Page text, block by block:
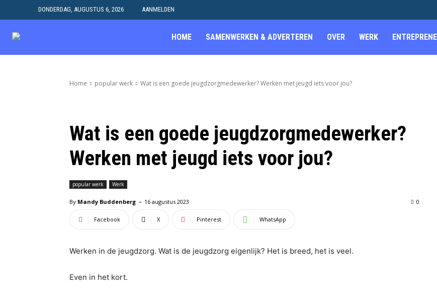
DONDERDAG, AUGUSTUS 6, 2026 AANMELDEN
HOME SAMENWERKEN & ADVERTEREN OVER WERK
Home popular werk Wat is een goede jeugdzorgmedewerker? Werken met jeugd iets voor jou?
Wat is een goede jeugdzorgmedewerker?
Werken met jeugd iets voor jou?
popular werk Werk
0
By Mandy Buddenberg - 16 augustus 2023
Facebook X Pinterest WhatsApp
Werken in de jeugdzorg. Wat is de jeugdzorg eigenlijk? Het is breed, het is veel.
Even in het kort.